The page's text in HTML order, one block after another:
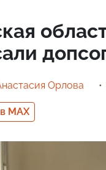
Орлова
MAX